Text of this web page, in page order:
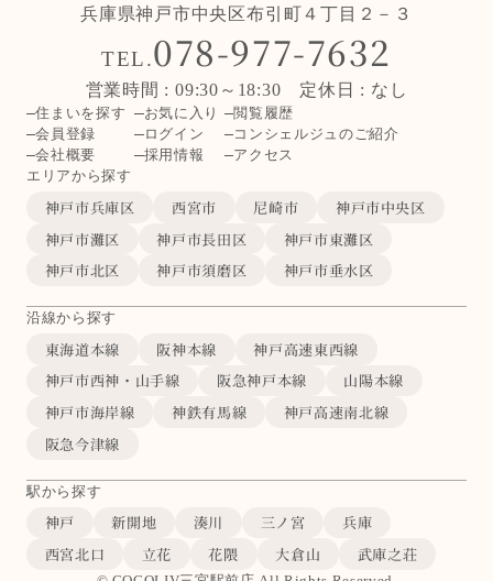
兵庫県神戸市中央区布引町４丁目２－３
TEL.078-977-7632
営業時間 : 09:30～18:30 定休日 : なし
住まいを探す お気に入り
閲覧履歴
会員登録
ログイン
コンシェルジュのご紹介
会社概要
採用情報
アクセス
エリアから探す
神戸市兵庫区 西宮市 尼崎市
神戸市中央区
神戸市灘区
神戸市長田区
神戸市東灘区
神戸市北区
神戸市須磨区 神戸市垂水区
沿線から探す
東海道本線 阪神本線
神戸高速東西線
神戸市西神・山手線
阪急神戸本線
山陽本線
神戸市海岸線
神鉄有馬線
神戸高速南北線
阪急今津線
駅から探す
神戸 新開地 湊川 三ノ宮
兵庫
西宮北口
立花 花隈 大倉山 武庫之荘